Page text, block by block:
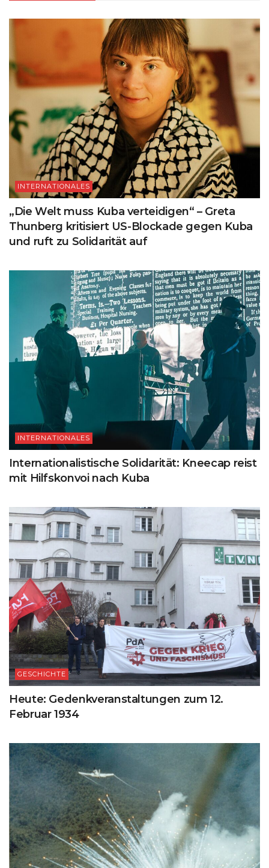
INTERNATIONALES
„Die Welt muss Kuba verteidigen“ – Greta
Thunberg kritisiert US-Blockade gegen Kuba
und ruft zu Solidarität auf
INTERNATIONALES
Internationalistische Solidarität: Kneecap reist
mit Hilfskonvoi nach Kuba
GESCHICHTE
Heute: Gedenkveranstaltungen zum 12.
Februar 1934